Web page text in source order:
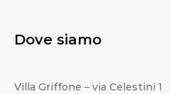
Dove siamo
Villa Griffone – via Celestini 1